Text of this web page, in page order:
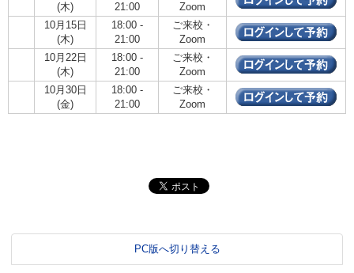
(木)
21:00
Zoom
10月15日
(木)
18:00 -
21:00
ご来校・
Zoom
10月22日
(木)
18:00 -
21:00
ご来校・
Zoom
10月30日
(金)
18:00 -
21:00
ご来校・
Zoom
PC版へ切り替える